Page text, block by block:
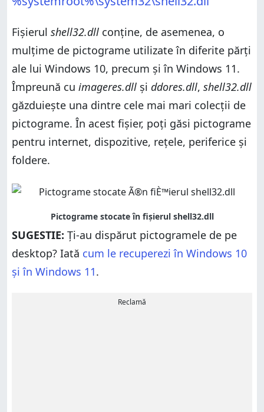
Fișierul shell32.dll conține, de asemenea, o
mulțime de pictograme utilizate în diferite părți
ale lui Windows 10, precum și în Windows 11.
Împreună cu imageres.dll și ddores.dll, shell32.dll
găzduiește una dintre cele mai mari colecții de
pictograme. În acest fișier, poți găsi pictograme
pentru internet, dispozitive, rețele, periferice și
foldere.
SUGESTIE: Ți-au dispărut pictogramele de pe
desktop? Iată cum le recuperezi în Windows 10
și în Windows 11.
Reclamă